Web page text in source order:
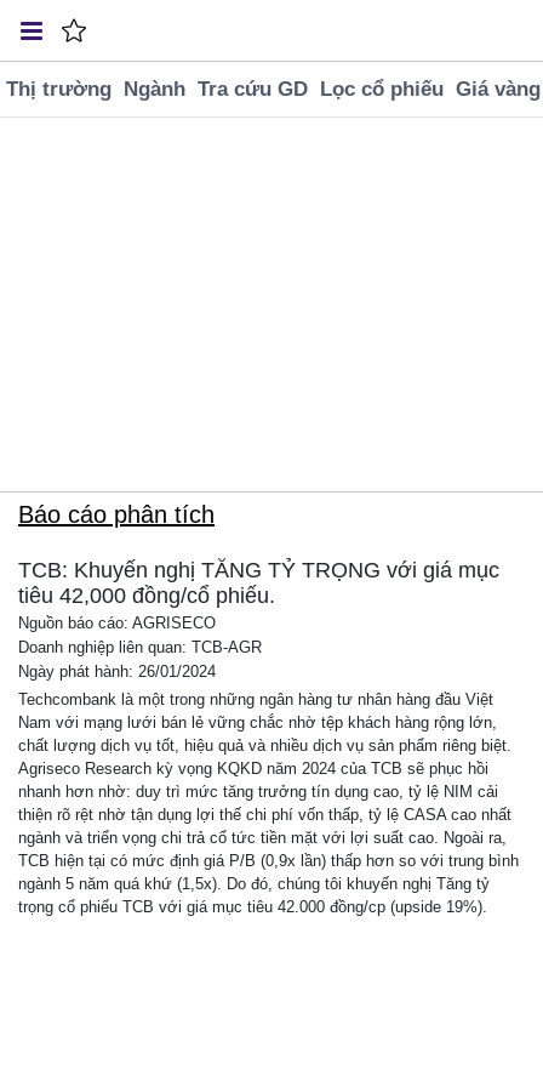
Thị trường Ngành Tra cứu GD Lọc cổ phiếu Giá vàng
VNINDEX SJC BTMH USD
Báo cáo phân tích
TCB: Khuyến nghị TĂNG TỶ TRỌNG với giá mục
tiêu 42,000 đồng/cổ phiếu.
Nguồn báo cáo: AGRISECO
Doanh nghiệp liên quan: TCB-AGR
Ngày phát hành: 26/01/2024
Techcombank là một trong những ngân hàng tư nhân hàng đầu Việt
Nam với mạng lưới bán lẻ vững chắc nhờ tệp khách hàng rộng lớn,
chất lượng dịch vụ tốt, hiệu quả và nhiều dịch vụ sản phẩm riêng biệt.
Agriseco Research kỳ vọng KQKD năm 2024 của TCB sẽ phục hồi
nhanh hơn nhờ: duy trì mức tăng trưởng tín dụng cao, tỷ lệ NIM cải
thiện rõ rệt nhờ tận dụng lợi thế chi phí vốn thấp, tỷ lệ CASA cao nhất
ngành và triển vọng chi trả cổ tức tiền mặt với lợi suất cao. Ngoài ra,
TCB hiện tại có mức định giá P/B (0,9x lần) thấp hơn so với trung bình